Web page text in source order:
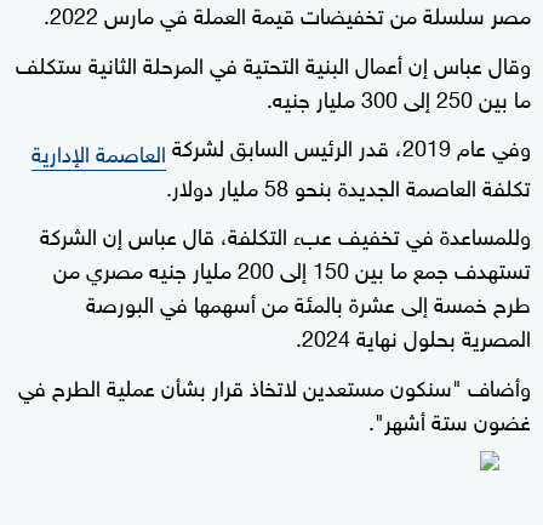
مصر سلسلة من تخفيضات قيمة العملة في مارس 2022.
وقال عباس إن أعمال البنية التحتية في المرحلة الثانية ستكلف
ما بين 250 إلى 300 مليار جنيه.
وفي عام 2019، قدر الرئيس السابق لشركة
العاصمة الإدارية
تكلفة العاصمة الجديدة بنحو 58 مليار دولار.
وللمساعدة في تخفيف عبء التكلفة، قال عباس إن الشركة
تستهدف جمع ما بين 150 إلى 200 مليار جنيه مصري من
طرح خمسة إلى عشرة بالمئة من أسهمها في البورصة
المصرية بحلول نهاية 2024.
وأضاف "سنكون مستعدين لاتخاذ قرار بشأن عملية الطرح في
غضون ستة أشهر".